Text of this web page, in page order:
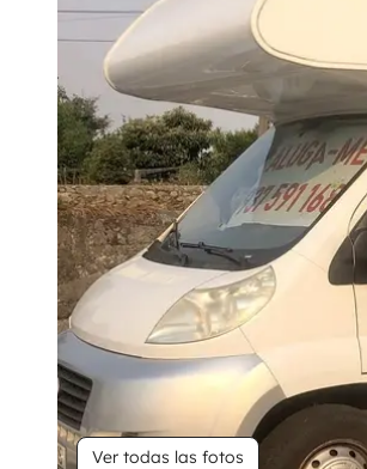
Ver todas las fotos